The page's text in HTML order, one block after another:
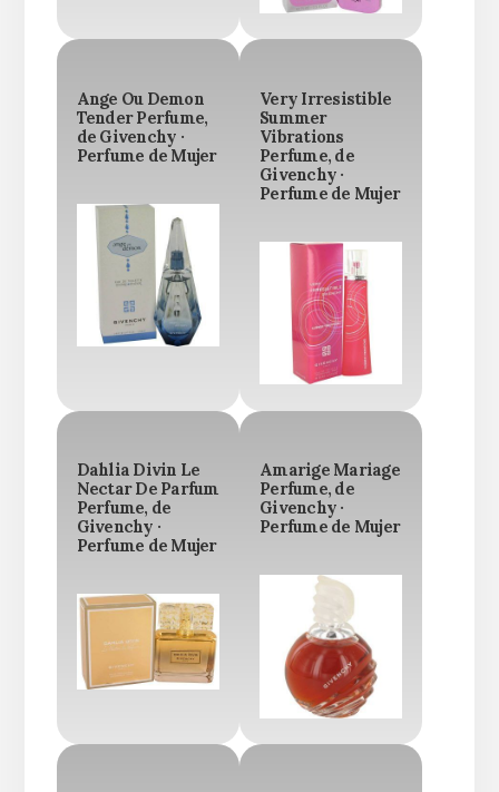
Ange Ou Demon
Tender Perfume,
de Givenchy ·
Perfume de Mujer
Very Irresistible
Summer
Vibrations
Perfume, de
Givenchy ·
Perfume de Mujer
Dahlia Divin Le
Nectar De Parfum
Perfume, de
Givenchy ·
Perfume de Mujer
Amarige Mariage
Perfume, de
Givenchy ·
Perfume de Mujer